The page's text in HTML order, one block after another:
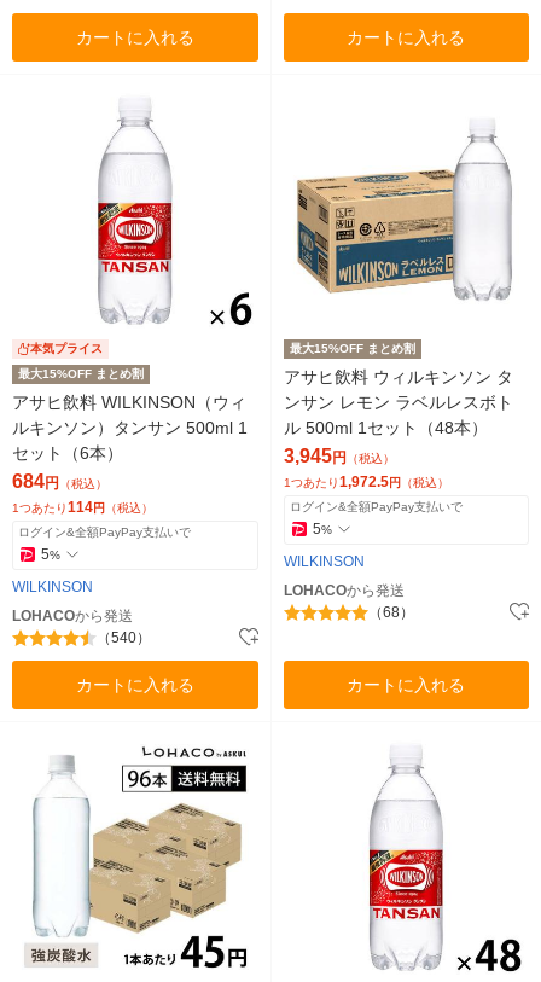
カートに入れる カートに入れる
本気プライス
最大15%OFF まとめ割
アサヒ飲料 WILKINSON（ウィ
ルキンソン）タンサン 500ml 1
セット（6本）
684円 （税込）
1つあたり114円 （税込）
ログイン&全額PayPay支払いで
5%
WILKINSON
LOHACOから発送
（540）
カートに入れる
最大15%OFF まとめ割
アサヒ飲料 ウィルキンソン タ
ンサン レモン ラベルレスボト
ル 500ml 1セット（48本）
3,945円 （税込）
1つあたり1,972.5円 （税込）
ログイン&全額PayPay支払いで
5%
WILKINSON
LOHACOから発送
（68）
カートに入れる